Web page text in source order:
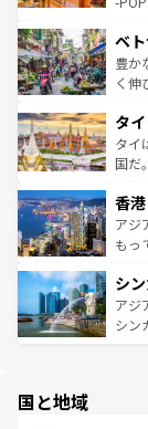
参照
容に
照し
き、
でき
まで
リテ
覧を
ベ
豊か
く伸
急速
ーチ
醸し
とつ
ひ現
が旅
参照
タイ
タイ
国だ
の活
帯で
いビ
激す
が待
た文
香港
アジ
もっ
み、
てお
うな
シ
アジ
シン
国と地域